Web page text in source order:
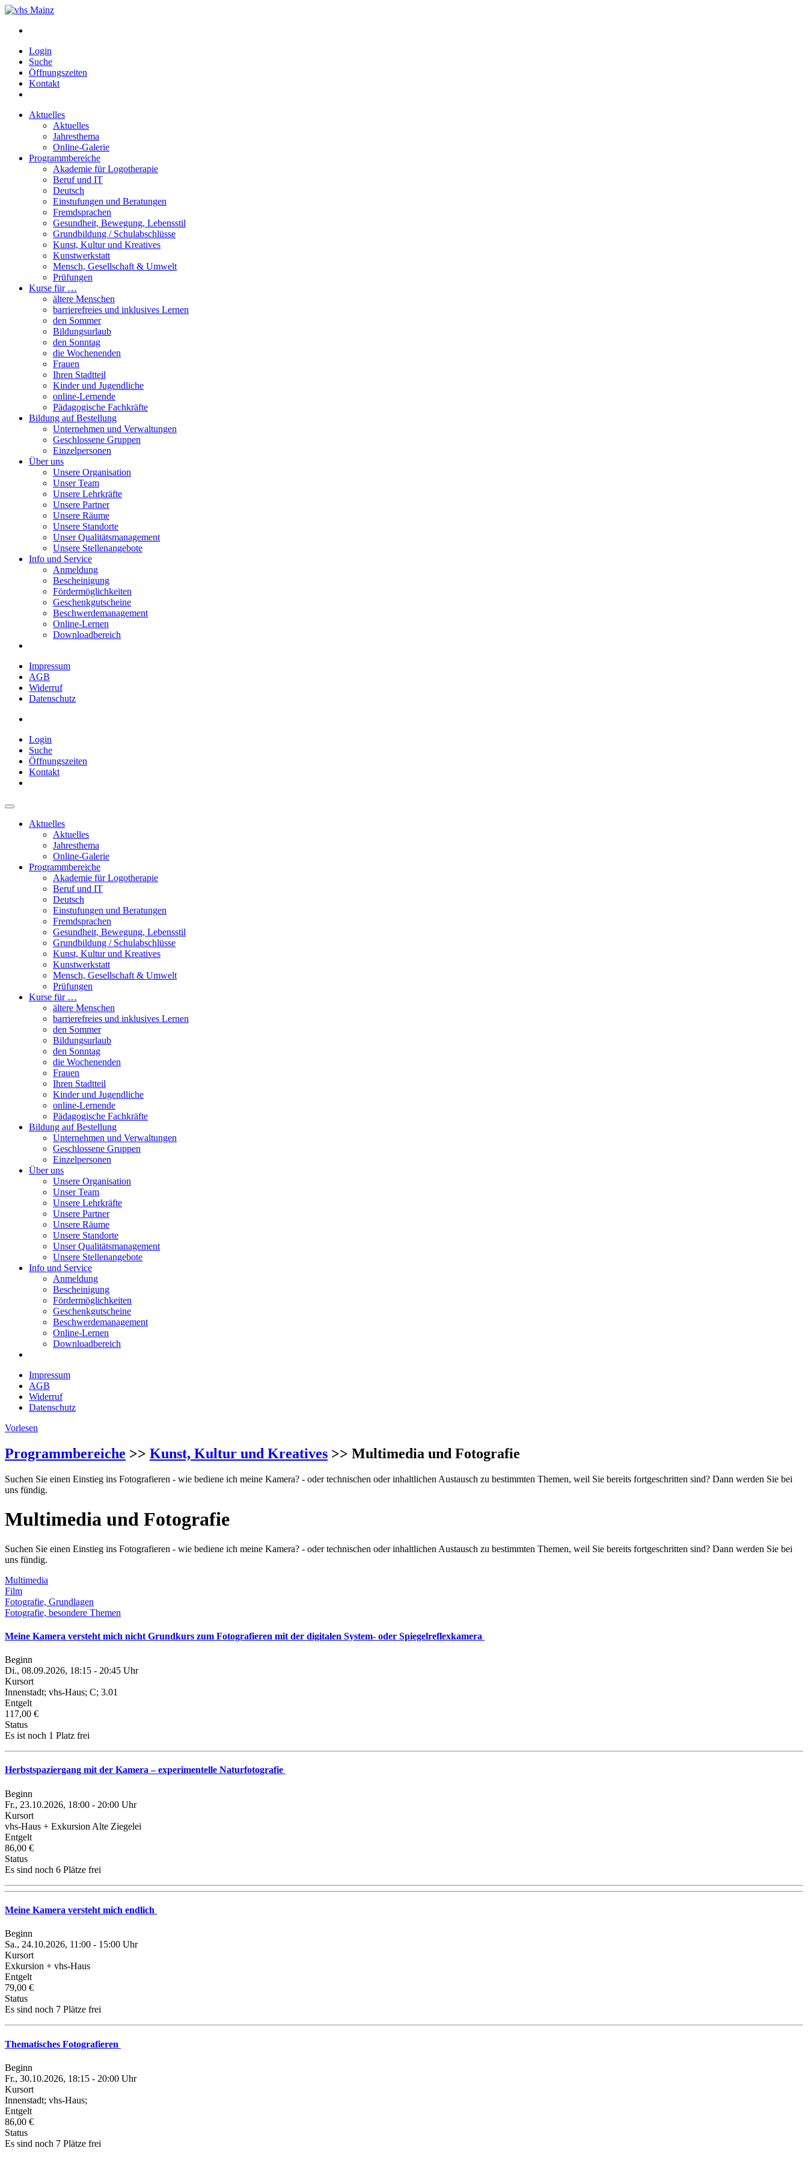
Login
Suche
Öffnungszeiten
Kontakt
Aktuelles
Aktuelles
Jahresthema
Online-Galerie
Programmbereiche
Akademie für Logotherapie
Beruf und IT
Deutsch
Einstufungen und Beratungen
Fremdsprachen
Gesundheit, Bewegung, Lebensstil
Grundbildung / Schulabschlüsse
Kunst, Kultur und Kreatives
Kunstwerkstatt
Mensch, Gesellschaft & Umwelt
Prüfungen
Kurse für …
ältere Menschen
barrierefreies und inklusives Lernen
den Sommer
Bildungsurlaub
den Sonntag
die Wochenenden
Frauen
Ihren Stadtteil
Kinder und Jugendliche
online-Lernende
Pädagogische Fachkräfte
Bildung auf Bestellung
Unternehmen und Verwaltungen
Geschlossene Gruppen
Einzelpersonen
Über uns
Unsere Organisation
Unser Team
Unsere Lehrkräfte
Unsere Partner
Unsere Räume
Unsere Standorte
Unser Qualitätsmanagement
Unsere Stellenangebote
Info und Service
Anmeldung
Bescheinigung
Fördermöglichkeiten
Geschenkgutscheine
Beschwerdemanagement
Online-Lernen
Downloadbereich
Impressum
AGB
Widerruf
Datenschutz
Login
Suche
Öffnungszeiten
Kontakt
Aktuelles
Aktuelles
Jahresthema
Online-Galerie
Programmbereiche
Akademie für Logotherapie
Beruf und IT
Deutsch
Einstufungen und Beratungen
Fremdsprachen
Gesundheit, Bewegung, Lebensstil
Grundbildung / Schulabschlüsse
Kunst, Kultur und Kreatives
Kunstwerkstatt
Mensch, Gesellschaft & Umwelt
Prüfungen
Kurse für …
ältere Menschen
barrierefreies und inklusives Lernen
den Sommer
Bildungsurlaub
den Sonntag
die Wochenenden
Frauen
Ihren Stadtteil
Kinder und Jugendliche
online-Lernende
Pädagogische Fachkräfte
Bildung auf Bestellung
Unternehmen und Verwaltungen
Geschlossene Gruppen
Einzelpersonen
Über uns
Unsere Organisation
Unser Team
Unsere Lehrkräfte
Unsere Partner
Unsere Räume
Unsere Standorte
Unser Qualitätsmanagement
Unsere Stellenangebote
Info und Service
Anmeldung
Bescheinigung
Fördermöglichkeiten
Geschenkgutscheine
Beschwerdemanagement
Online-Lernen
Downloadbereich
Impressum
AGB
Widerruf
Datenschutz
Vorlesen
Programmbereiche >> Kunst, Kultur und Kreatives >> Multimedia und Fotografie
Suchen Sie einen Einstieg ins Fotografieren - wie bediene ich meine Kamera? - oder technischen oder inhaltlichen Austausch zu bestimmten Themen, weil Sie bereits fortgeschritten sind? Dann werden Sie bei
uns fündig.
Multimedia und Fotografie
Suchen Sie einen Einstieg ins Fotografieren - wie bediene ich meine Kamera? - oder technischen oder inhaltlichen Austausch zu bestimmten Themen, weil Sie bereits fortgeschritten sind? Dann werden Sie bei
uns fündig.
Multimedia
Film
Fotografie, Grundlagen
Fotografie, besondere Themen
Meine Kamera versteht mich nicht Grundkurs zum Fotografieren mit der digitalen System- oder Spiegelreflexkamera
Beginn
Di., 08.09.2026, 18:15 - 20:45 Uhr
Kursort
Innenstadt; vhs-Haus; C; 3.01
Entgelt
117,00 €
Status
Es ist noch 1 Platz frei
Herbstspaziergang mit der Kamera – experimentelle Naturfotografie
Beginn
Fr., 23.10.2026, 18:00 - 20:00 Uhr
Kursort
vhs-Haus + Exkursion Alte Ziegelei
Entgelt
86,00 €
Status
Es sind noch 6 Plätze frei
Meine Kamera versteht mich endlich
Beginn
Sa., 24.10.2026, 11:00 - 15:00 Uhr
Kursort
Exkursion + vhs-Haus
Entgelt
79,00 €
Status
Es sind noch 7 Plätze frei
Thematisches Fotografieren
Beginn
Fr., 30.10.2026, 18:15 - 20:00 Uhr
Kursort
Innenstadt; vhs-Haus;
Entgelt
86,00 €
Status
Es sind noch 7 Plätze frei